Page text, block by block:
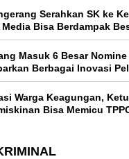
Serahkan SK ke
Media Bisa Berdampak
Masuk 6 Besar Nomine
Berbagai Inovasi
Warga Keagungan,
Bisa Memicu